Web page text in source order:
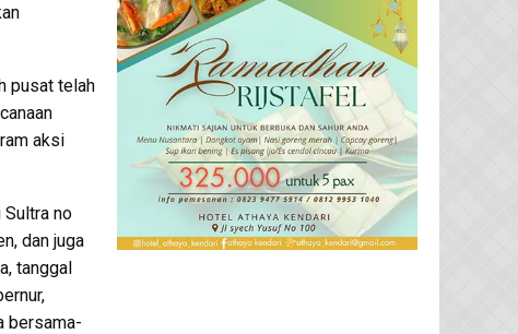
pusat telah
aksi
Sultra no
dan juga
tanggal
bersama-